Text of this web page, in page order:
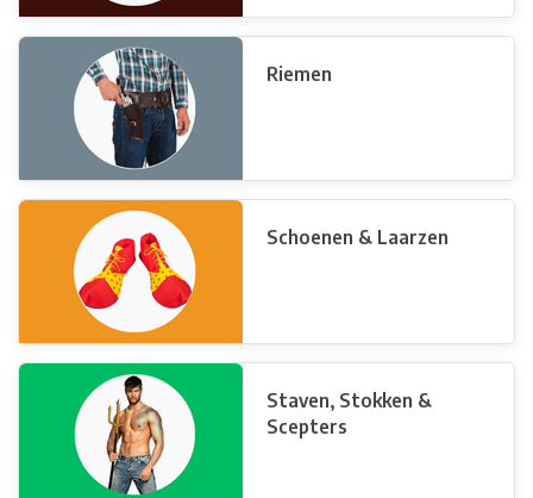
Riemen
Schoenen & Laarzen
Staven, Stokken &
Scepters